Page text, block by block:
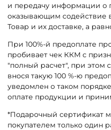
и передачу информации о
оказывающим содействие
Товар и их доставке, а
При​ 100%-й предоплате​
пробивает​ чек ККМ​ с
"полный расчет", при этом
внося такую 100 %-ю
уведомлен о таком
оплате продукции и
*Подарочный сертификат
покупателем только один